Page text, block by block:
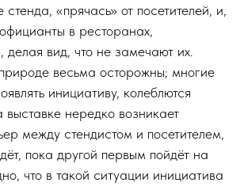
«прячась» от посетителей, и,
в ресторанах,
делая вид, что не замечают их.
весьма осторожны; многие
инициативу, колеблются
выставке нередко возникает
между стендистом и посетителем,
пока другой первым пойдёт на
что в такой ситуации инициатива